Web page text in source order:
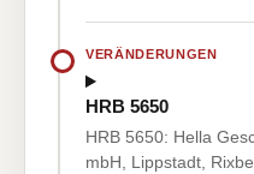
VERÄNDERUNGEN
HRB 5650
HRB 5650: Hella
mbH, Lippstadt,